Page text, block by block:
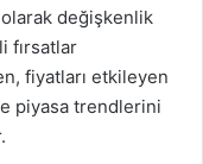
olarak değişkenlik
fırsatlar
fiyatları etkileyen
piyasa trendlerini